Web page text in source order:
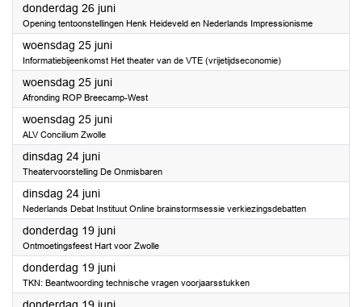
donderdag 26 juni2025
Opening tentoonstellingen Henk Heideveld en Nederlands Impressionisme
woensdag 25 juni2025
Informatiebijeenkomst Het theater van de VTE (vrijetijdseconomie)
woensdag 25 juni2025
Afronding ROP Breecamp-West
woensdag 25 juni2025
ALV Concilium Zwolle
dinsdag 24 juni2025
Theatervoorstelling De Onmisbaren
dinsdag 24 juni2025
Nederlands Debat Instituut Online brainstormsessie verkiezingsdebatten
donderdag 19 juni2025
Ontmoetingsfeest Hart voor Zwolle
donderdag 19 juni2025
TKN: Beantwoording technische vragen voorjaarsstukken
2025